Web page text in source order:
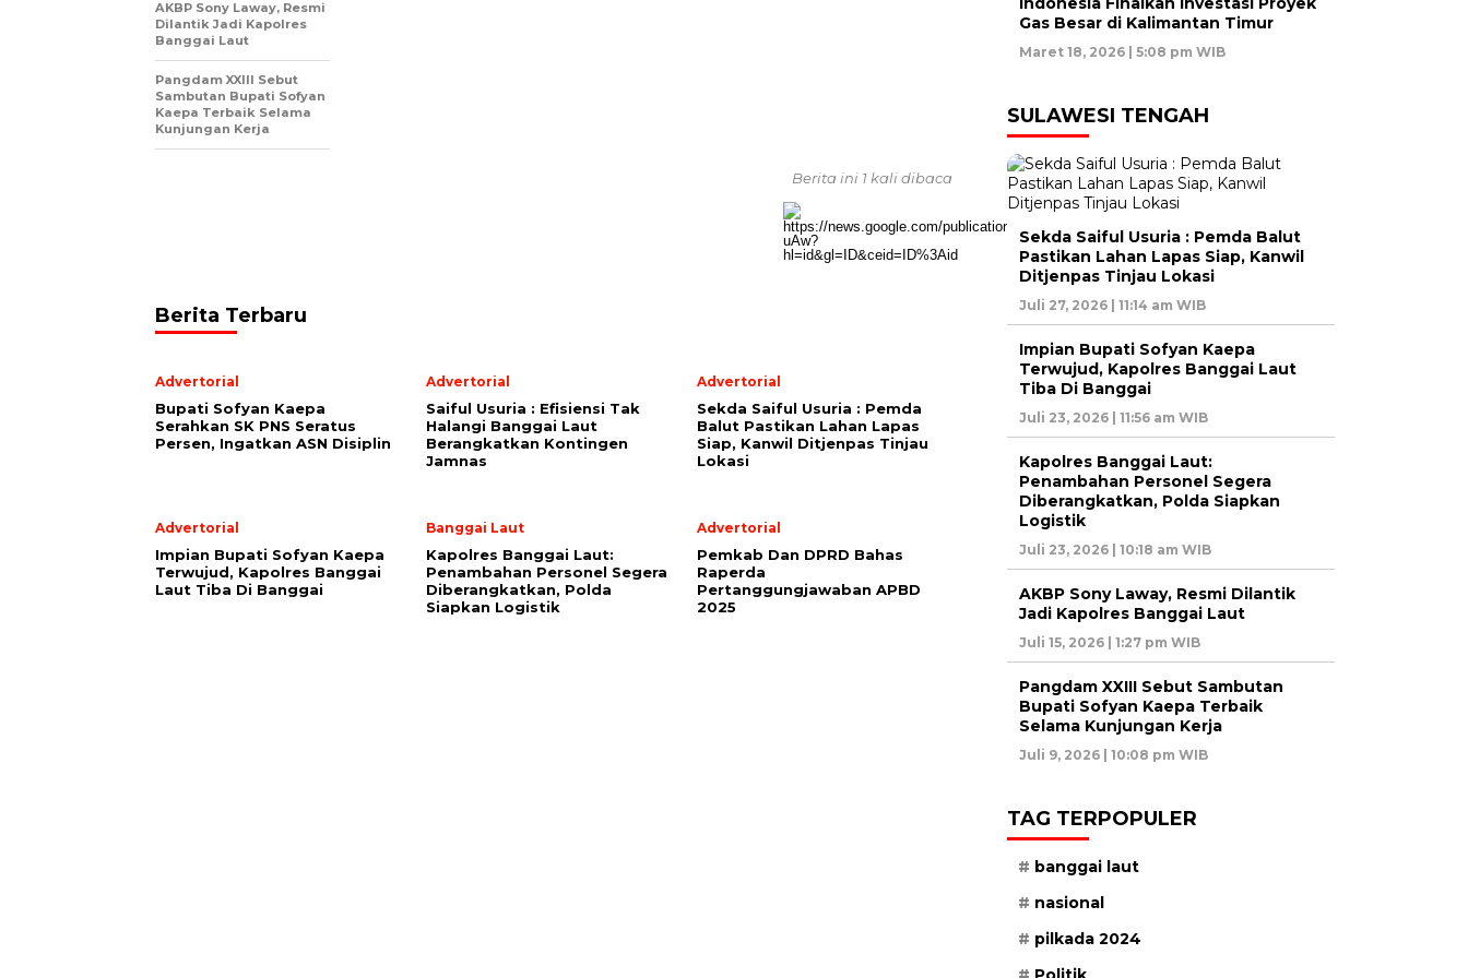
AKBP Sony Laway, Resmi
Dilantik Jadi Kapolres
Banggai Laut
Pangdam XXIII Sebut
Sambutan Bupati Sofyan
Kaepa Terbaik Selama
Kunjungan Kerja
Berita ini 1 kali dibaca
Berita Terbaru
Advertorial
Bupati Sofyan Kaepa
Serahkan SK PNS Seratus
Persen, Ingatkan ASN Disiplin
Advertorial
Saiful Usuria : Efisiensi Tak
Halangi Banggai Laut
Berangkatkan Kontingen
Jamnas
Advertorial
Sekda Saiful Usuria : Pemda
Balut Pastikan Lahan Lapas
Siap, Kanwil Ditjenpas Tinjau
Lokasi
Advertorial
Impian Bupati Sofyan Kaepa
Terwujud, Kapolres Banggai
Laut Tiba Di Banggai
Banggai Laut
Kapolres Banggai Laut:
Penambahan Personel Segera
Diberangkatkan, Polda
Siapkan Logistik
Advertorial
Pemkab Dan DPRD Bahas
Raperda
Pertanggungjawaban APBD
2025
Gas Besar di Kalimantan Timur
Maret 18, 2026 | 5:08 pm WIB
SULAWESI TENGAH
Sekda Saiful Usuria : Pemda Balut
Pastikan Lahan Lapas Siap, Kanwil
Ditjenpas Tinjau Lokasi
Juli 27, 2026 | 11:14 am WIB
Impian Bupati Sofyan Kaepa
Terwujud, Kapolres Banggai Laut
Tiba Di Banggai
Juli 23, 2026 | 11:56 am WIB
Kapolres Banggai Laut:
Penambahan Personel Segera
Diberangkatkan, Polda Siapkan
Logistik
Juli 23, 2026 | 10:18 am WIB
AKBP Sony Laway, Resmi Dilantik
Jadi Kapolres Banggai Laut
Juli 15, 2026 | 1:27 pm WIB
Pangdam XXIII Sebut Sambutan
Bupati Sofyan Kaepa Terbaik
Selama Kunjungan Kerja
Juli 9, 2026 | 10:08 pm WIB
TAG TERPOPULER
banggai laut
nasional
pilkada 2024